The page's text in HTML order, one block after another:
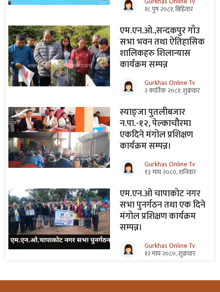
१८ पुष २०८१, बिहिवार
एम.एन.ओ.,सन्दकपुर गाँउ
सभा भवन तथा ऐतिहासिक
शालिकहरु शिलान्यास
कार्यक्रम सम्पन्न
Gurkhas Online Tv
२ कार्तिक २०८१, शुक्रवार
स्याङ्जा पुतलीबजार
न.पा.-१२, पेल्काचौरमा
एकदिने मंगोल प्रशिक्षण
कार्यक्रम सम्पन्न।
Gurkhas Online Tv
१३ माघ २०८०, शनिवार
एम.एन.ओ चापाकोट नगर
सभा पुनर्गठन तथा एक दिने
मंगोल प्रशिक्षण कार्यक्रम
सम्पन्न।
Gurkhas Online Tv
१२ माघ २०८०, शुक्रवार